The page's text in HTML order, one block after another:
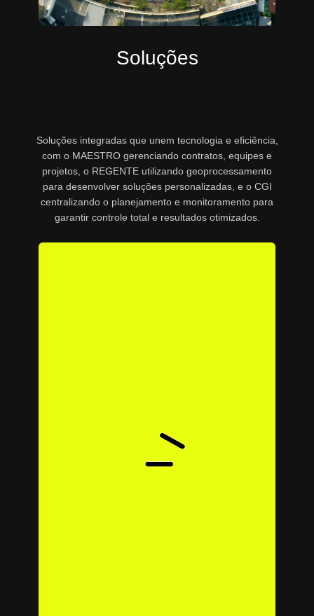
Soluções
Soluções integradas que unem tecnologia e eficiência,
com o MAESTRO gerenciando contratos, equipes e
projetos, o REGENTE utilizando geoprocessamento
para desenvolver soluções personalizadas, e o CGI
centralizando o planejamento e monitoramento para
garantir controle total e resultados otimizados.